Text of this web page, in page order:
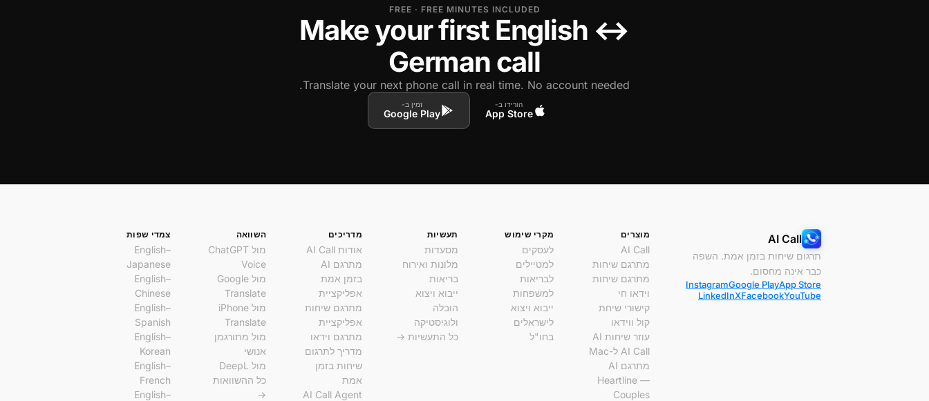
FREE · FREE MINUTES INCLUDED
Make your first English ↔
German call
Translate your next phone call in real time. No account needed.
הורידו ב-
App Store
זמין ב-
Google Play
AI Call
תרגום שיחות בזמן אמת. השפה
כבר אינה מחסום.
App Store
Google Play
Instagram
YouTube
Facebook
X
LinkedIn
מוצרים
AI Call
מתרגם שיחות
מתרגם שיחות
וידאו חי
קישורי שיחת
קול ווידאו
עוזר שיחות AI
AI Call ל-Mac
מתרגם AI
Heartline —
Couples
מקרי שימוש
לעסקים
למטיילים
לבריאות
למשפחות
ייבוא ויצוא
לישראלים
בחו"ל
תעשיות
מסעדות
מלונות ואירוח
בריאות
ייבוא ויצוא
הובלה
ולוגיסטיקה
כל התעשיות →
מדריכים
אודות AI Call
מתרגם AI
בזמן אמת
אפליקציית
מתרגם שיחות
אפליקציית
מתרגם וידאו
מדריך לתרגום
שיחות בזמן
אמת
AI Call Agent
השוואה
מול ChatGPT
Voice
מול Google
Translate
מול iPhone
Translate
מול מתורגמן
אנושי
מול DeepL
כל ההשוואות
→
צמדי שפות
English–
Japanese
English–
Chinese
English–
Spanish
English–
Korean
English–
French
English–